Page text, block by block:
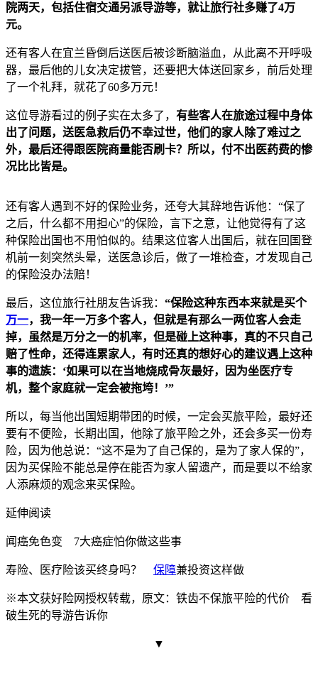
院两天，包括住宿交通另派导游等，就让旅行社多赚了4万
元。
还有客人在宜兰昏倒后送医后被诊断脑溢血，从此离不开呼吸
器，最后他的儿女决定拔管，还要把大体送回家乡，前后处理
了一个礼拜，就花了60多万元！
这位导游看过的例子实在太多了， 有些客人在旅途过程中身体
出了问题，送医急救后仍不幸过世，他们的家人除了难过之
外，最后还得跟医院商量能否刷卡？所以，付不出医药费的惨
况比比皆是。
还有客人遇到不好的保险业务，还夸大其辞地告诉他：“保了
之后，什么都不用担心”的保险，言下之意，让他觉得有了这
种保险出国也不用怕似的。结果这位客人出国后，就在回国登
机前一刻突然头晕，送医急诊后，做了一堆检查，才发现自己
的保险没办法赔！
最后，这位旅行社朋友告诉我： “保险这种东西本来就是买个
万一，我一年一万多个客人，但就是有那么一两位客人会走
掉，虽然是万分之一的机率，但是碰上这种事，真的不只自己
赔了性命，还得连累家人，有时还真的想好心的建议遇上这种
事的遗族：‘如果可以在当地烧成骨灰最好，因为坐医疗专
机，整个家庭就一定会被拖垮！’”
所以，每当他出国短期带团的时候，一定会买旅平险，最好还
要有不便险，长期出国，他除了旅平险之外，还会多买一份寿
险，因为他总说：“这不是为了自己保的，是为了家人保的”，
因为买保险不能总是停在能否为家人留遗产，而是要以不给家
人添麻烦的观念来买保险。
延伸阅读
闻癌免色变 7大癌症怕你做这些事
寿险、医疗险该买终身吗？ 保障兼投资这样做
※本文获好险网授权转载，原文：铁齿不保旅平险的代价 看
破生死的导游告诉你
▼